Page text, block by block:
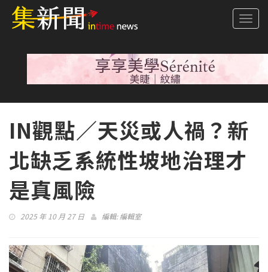
IN觀點／天災或人禍？新
北缺乏系統性坡地治理才
是真風險
2025 年 10 月 27 日 編輯:編輯室